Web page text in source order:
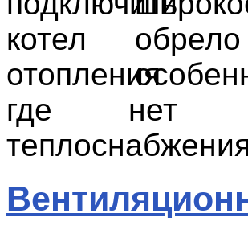
обрело
где нет